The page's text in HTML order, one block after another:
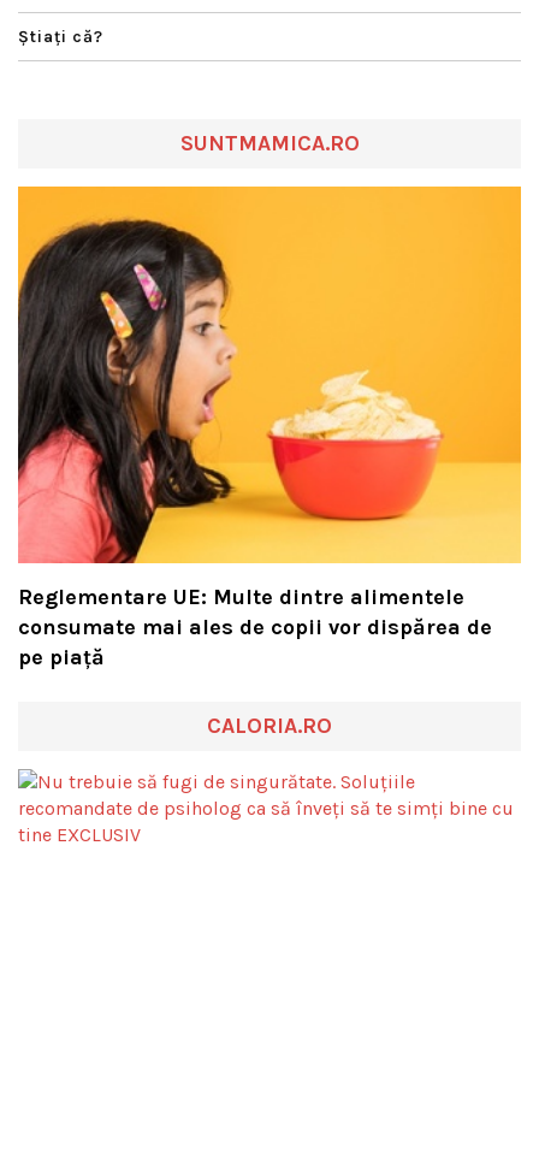
Ştiaţi că?
SUNTMAMICA.RO
Reglementare UE: Multe dintre alimentele
consumate mai ales de copii vor dispărea de
pe piață
CALORIA.RO